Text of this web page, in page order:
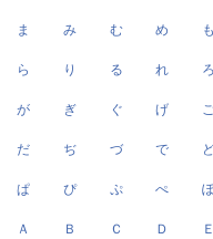
ま み む め も
ら り る れ ろ
が ぎ ぐ げ
だ ぢ づ で
ぱ ぴ ぷ ぺ
Ａ Ｂ Ｃ Ｄ Ｅ